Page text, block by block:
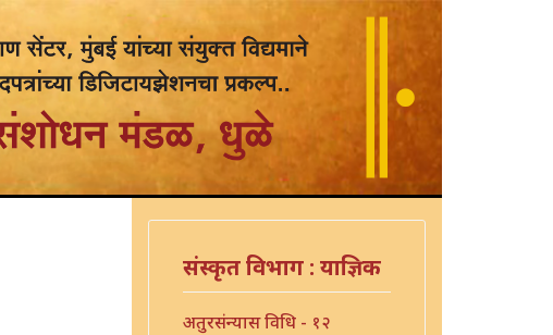
संस्कृत विभाग : याज्ञिक
अतुरसंन्यास विधि - १२